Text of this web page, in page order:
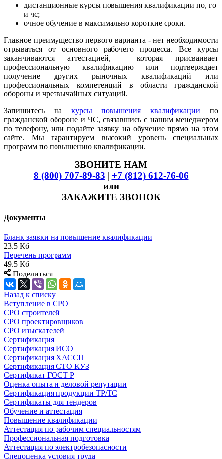
дистанционные курсы повышения квалификации по, го
и чс;
очное обучение в максимально короткие сроки.
Главное преимущество первого варианта - нет необходимости
отрываться от основного рабочего процесса. Все курсы
заканчиваются аттестацией, которая присваивает
профессиональную квалификацию или подтверждает
получение других рыночных квалификаций или
профессиональных компетенций в области гражданской
обороны и чрезвычайных ситуаций.
Запишитесь на курсы повышения квалификации по
гражданской обороне и ЧС, связавшись с нашим менеджером
по телефону, или подайте заявку на обучение прямо на этом
сайте. Мы гарантируем высокий уровень специальных
программ по повышению квалификации.
ЗВОНИТЕ НАМ
8 (800) 707-89-83 | +7 (812) 612-76-06
или
ЗАКАЖИТЕ ЗВОНОК
Документы
Бланк заявки на повышение квалификации
23.5 Кб
Перечень программ
49.5 Кб
Поделиться
Назад к списку
Вступление в СРО
СРО строителей
СРО проектировщиков
СРО изыскателей
Сертификация
Сертификация ИСО
Сертификация ХАССП
Сертификация СТО КУЗ
Сертификат ГОСТ Р
Оценка опыта и деловой репутации
Сертификация продукции ТР/ТС
Сертификаты для тендеров
Обучение и аттестация
Повышение квалификации
Аттестация по рабочим специальностям
Профессиональная подготовка
Аттестация по электробезопасности
Спецоценка условия труда